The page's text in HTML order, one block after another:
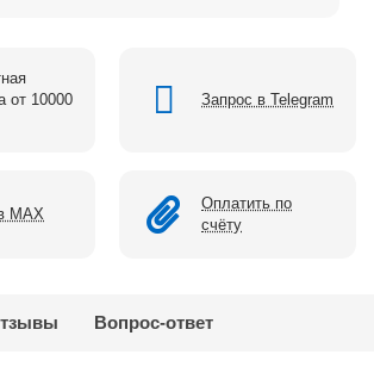
от 10000
Запрос в Telegram
MAX
Оплатить по
счёту
Вопрос-ответ